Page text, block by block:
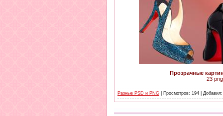
Прозрачные
23
Разные PSD и PNG | Просмотров: 194 |